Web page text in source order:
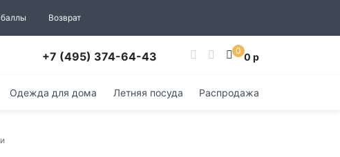
баллы Возврат
+7 (495) 374-64-43 0 0 р
Одежда для дома Летняя посуда Распродажа